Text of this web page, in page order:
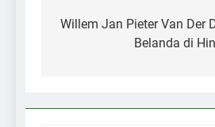
navigation
Willem Jan Pieter Van Der
Belanda di